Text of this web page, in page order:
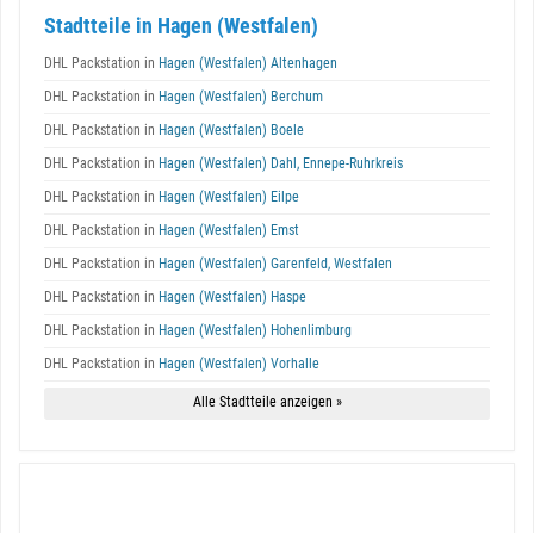
Stadtteile in Hagen (Westfalen)
DHL Packstation in Hagen (Westfalen) Altenhagen
DHL Packstation in Hagen (Westfalen) Berchum
DHL Packstation in Hagen (Westfalen) Boele
DHL Packstation in Hagen (Westfalen) Dahl, Ennepe-Ruhrkreis
DHL Packstation in Hagen (Westfalen) Eilpe
DHL Packstation in Hagen (Westfalen) Emst
DHL Packstation in Hagen (Westfalen) Garenfeld, Westfalen
DHL Packstation in Hagen (Westfalen) Haspe
DHL Packstation in Hagen (Westfalen) Hohenlimburg
DHL Packstation in Hagen (Westfalen) Vorhalle
Alle Stadtteile anzeigen »